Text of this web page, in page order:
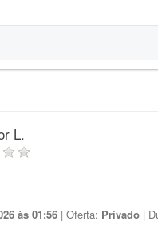
L.
às 01:56 | Oferta: Privado |